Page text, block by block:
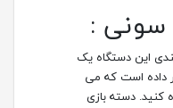
سونی :
این دستگاه یک
داده است که می
کنید. دسته بازی